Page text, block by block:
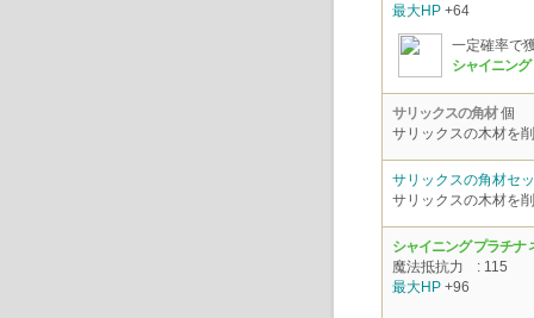
最大HP +64
一定確率で
シャイニン
サリックスの角材個
サリックスの木材を
サリックスの角材セ
サリックスの木材を
シャイニング プラチナ
魔法抵抗力
: 115
最大HP +96